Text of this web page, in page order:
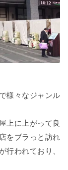
様々なジャンル
上に上がって良
をブラっと訪れ
行われており、